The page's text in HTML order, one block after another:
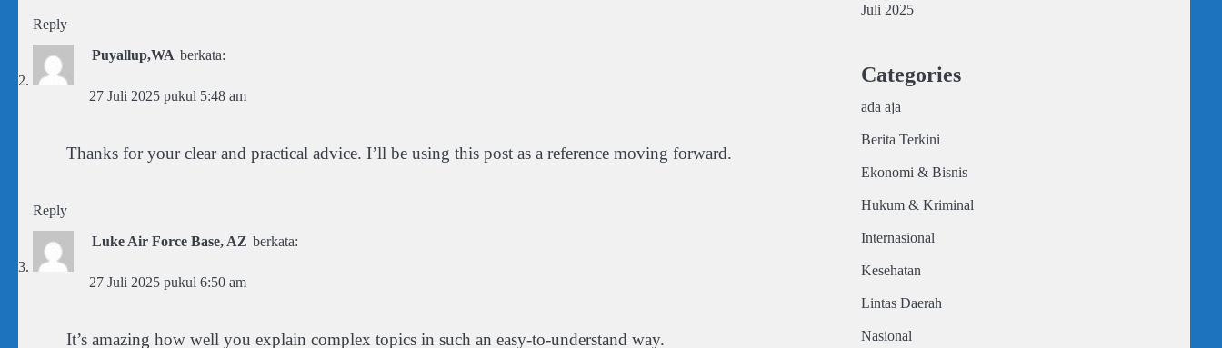
Reply
Puyallup,WA berkata:
27 Juli 2025 pukul 5:48 am
Thanks for your clear and practical advice. I’ll be using this post as a reference moving forward.
Reply
Luke Air Force Base, AZ berkata:
27 Juli 2025 pukul 6:50 am
It’s amazing how well you explain complex topics in such an easy-to-understand way.
Juli 2025
Categories
ada aja
Berita Terkini
Ekonomi & Bisnis
Hukum & Kriminal
Internasional
Kesehatan
Lintas Daerah
Nasional